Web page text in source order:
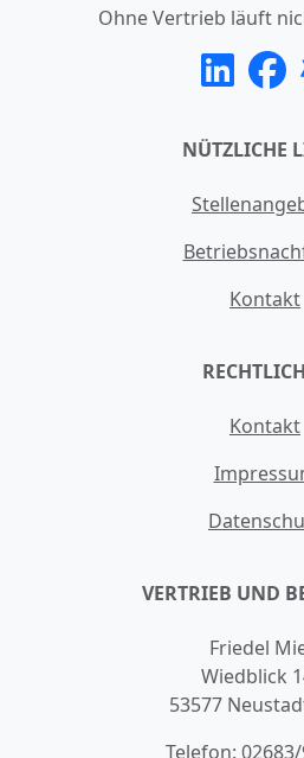
Ohne Vertrieb läuft
NÜTZLICHE
Kontakt
Kontakt
VERTRIEB UND
Friedel
Wiedblick
53577
Telefon: